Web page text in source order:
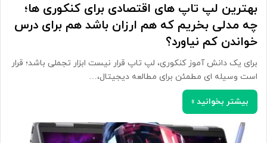
بهترین لپ تاپ های اقتصادی برای کنکوری ها؛
چه مدلی بخریم که هم ارزان باشد هم برای درس
خواندن کم نیاورد؟
برای یک دانش آموز کنکوری، لپ تاپ قرار نیست ابزار تجملی باشد؛ قرار
است وسیله ای مطمئن برای مطالعه دیجیتال،…
بیشتر بخوانید »